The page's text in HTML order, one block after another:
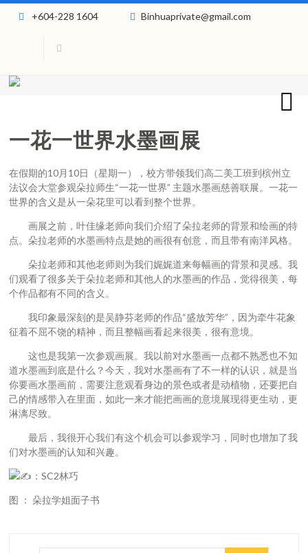
+604-228 1604 Binhuaprivate@gmail.com
一花一世界水墨画展
在假期的10月10日（星期一），校方带领我们高二美工班到槟州立
法议会大堂参观朵拉师生“一花一世界” 主题水墨画慈善联展。一花一
世界的含义是从一朵花里可以看到整个世界。
画展之前，叶佳缘老师向我们介绍了朵拉老师的背景和绘画的特
点。朵拉老师的水墨画特点是她的画很有创意，而且带有南洋风格。
朵拉老师和其他老师则为我们娓娓道来每幅画的背景和灵感。我
们观看了很多关于朵拉老师和其他人的水墨画的作品，觉得很美，每
个作品都有不同的含义。
我印象最深刻的是吴静芬老师的作品“盛放芳华”，因为牵牛花象
征着不屈不饶的精神，而且整幅画看起来很美，很有意境。
这也是我第一次参观画展。我以前对水墨画一点都不熟悉也不知
道水墨画到底是什么？今天，我对水墨画有了不一样的认识，就是当
你要画水墨画前，需要注意观看身边的景色或者是动植物，还要把自
己的情感带入在里面，如此一来才能把画画的意境展现得更生动，更
淋漓尽致。
最后，我很开心我们有这个机会可以参观学习，同时也增加了我
们对水墨画的认知和兴趣。
：SC2林巧
图 ： 朵拉学姐面子书